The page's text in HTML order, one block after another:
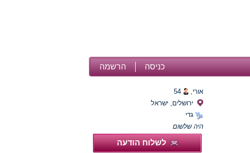
הרשמה כניסה
אורי,
54
ירושלים, ישראל
גדי
היה שלשום
לשלוח הודעה